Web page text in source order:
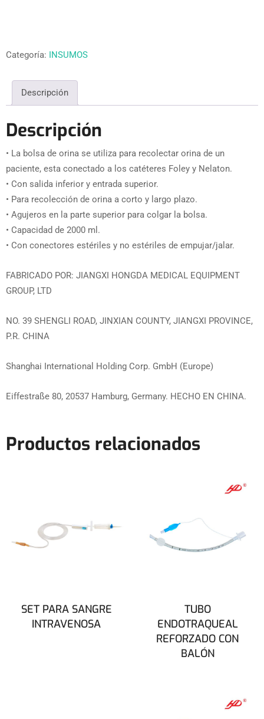
Categoría: INSUMOS
Descripción
Descripción
• La bolsa de orina se utiliza para recolectar orina de un
paciente, esta conectado a los catéteres Foley y Nelaton.
• Con salida inferior y entrada superior.
• Para recolección de orina a corto y largo plazo.
• Agujeros en la parte superior para colgar la bolsa.
• Capacidad de 2000 ml.
• Con conectores estériles y no estériles de empujar/jalar.
FABRICADO POR: JIANGXI HONGDA MEDICAL EQUIPMENT
GROUP, LTD
NO. 39 SHENGLI ROAD, JINXIAN COUNTY, JIANGXI PROVINCE,
P.R. CHINA
Shanghai International Holding Corp. GmbH (Europe)
Eiffestraße 80, 20537 Hamburg, Germany. HECHO EN CHINA.
Productos relacionados
SET PARA SANGRE
INTRAVENOSA
TUBO
ENDOTRAQUEAL
REFORZADO CON
BALÓN